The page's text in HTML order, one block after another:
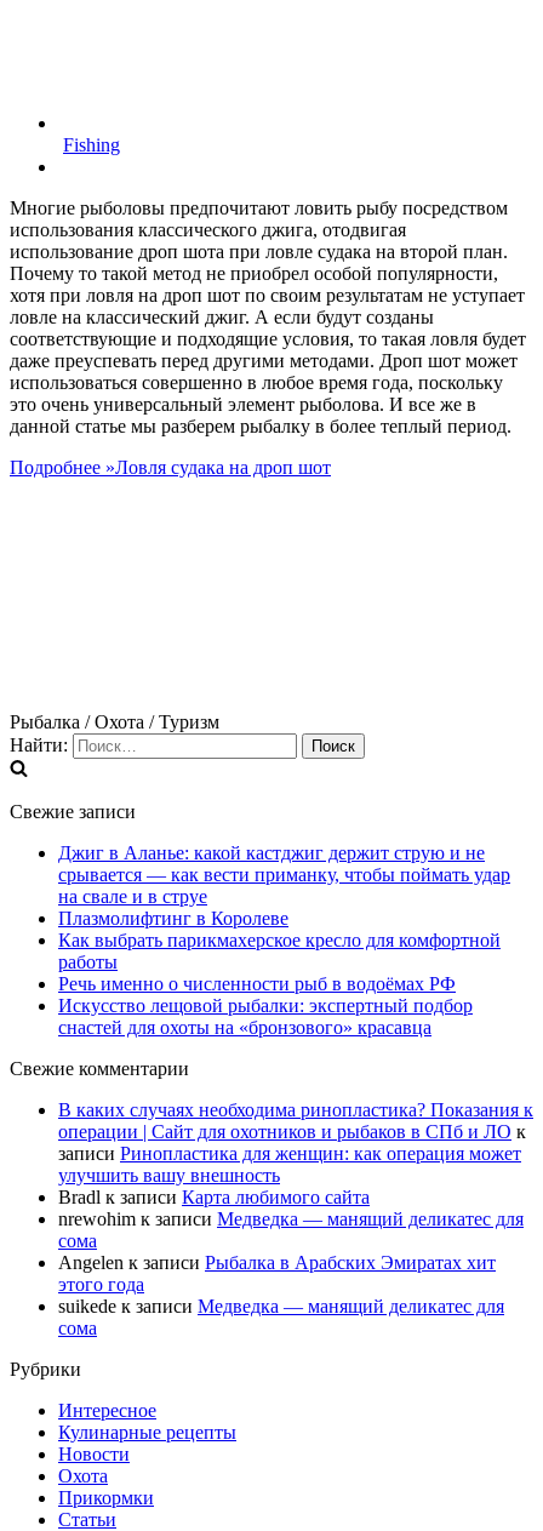
Fishing
Многие рыболовы предпочитают ловить рыбу посредством
использования классического джига, отодвигая
использование дроп шота при ловле судака на второй план.
Почему то такой метод не приобрел особой популярности,
хотя при ловля на дроп шот по своим результатам не уступает
ловле на классический джиг. А если будут созданы
соответствующие и подходящие условия, то такая ловля будет
даже преуспевать перед другими методами. Дроп шот может
использоваться совершенно в любое время года, поскольку
это очень универсальный элемент рыболова. И все же в
данной статье мы разберем рыбалку в более теплый период.
Подробнее »Ловля судака на дроп шот
Рыбалка / Охота / Туризм
Найти:
Свежие записи
Джиг в Аланье: какой кастджиг держит струю и не
срывается — как вести приманку, чтобы поймать удар
на свале и в струе
Плазмолифтинг в Королеве
Как выбрать парикмахерское кресло для комфортной
работы
Речь именно о численности рыб в водоёмах РФ
Искусство лещовой рыбалки: экспертный подбор
снастей для охоты на «бронзового» красавца
Свежие комментарии
В каких случаях необходима ринопластика? Показания к
операции | Сайт для охотников и рыбаков в СПб и ЛО к
записи Ринопластика для женщин: как операция может
улучшить вашу внешность
Bradl к записи Карта любимого сайта
nrewohim к записи Медведка — манящий деликатес для
сома
Angelen к записи Рыбалка в Арабских Эмиратах хит
этого года
suikede к записи Медведка — манящий деликатес для
сома
Рубрики
Интересное
Кулинарные рецепты
Новости
Охота
Прикормки
Статьи